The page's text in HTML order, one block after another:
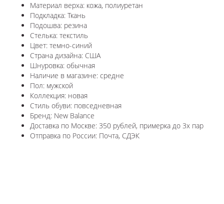
Материал верха: кожа, полиуретан
Подкладка: Ткань
Подошва: резина
Стелька: текстиль
Цвет: темно-синий
Страна дизайна: США
Шнуровка: обычная
Наличие в магазине: средне
Пол: мужской
Коллекция: новая
Стиль обуви: повседневная
Бренд: New Balance
Доставка по Москве: 350 рублей, примерка до 3х пар
Отправка по России: Почта, СДЭК